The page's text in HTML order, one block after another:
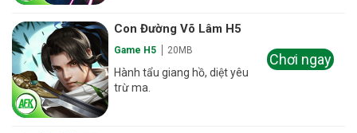
Con Đường Võ Lâm H5
Game H5 20MB
Hành tẩu giang hồ, diệt yêu
trừ ma.
Chơi ngay